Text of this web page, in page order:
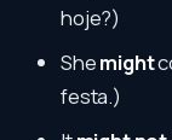
hoje?)
Shemight
festa.)